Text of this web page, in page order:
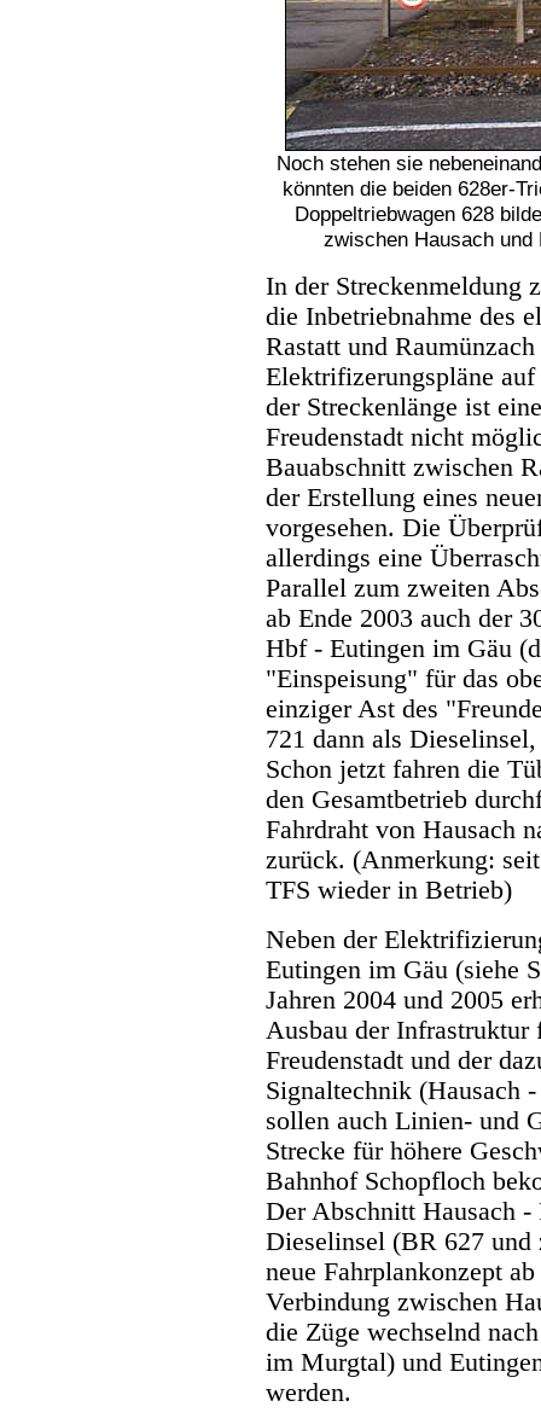
Noch stehen sie
könnten die beiden 628er-
Doppeltriebwagen 628
zwischen Hausach
In der Streckenmeldung
die Inbetriebnahme des
Rastatt und
Elektrifizerungspläne
der Streckenlänge ist
Freudenstadt nicht
Bauabschnitt zwischen
der Erstellung eines
vorgesehen. Die
allerdings eine
Parallel zum zweiten
ab Ende 2003 auch der
Hbf - Eutingen im Gäu
"Einspeisung" für das
einziger Ast des
721 dann als
Schon jetzt fahren die
den Gesamtbetrieb
Fahrdraht von Hausach
zurück. (Anmerkung:
TFS wieder in Betrieb)
Neben der
Eutingen im Gäu (siehe
Jahren 2004 und 2005
Ausbau der Infrastruktur
Freudenstadt und der
Signaltechnik (Hausach
sollen auch Linien- und
Strecke für höhere
Bahnhof Schopfloch
Der Abschnitt Hausach
Dieselinsel (BR 627 und
neue Fahrplankonzept
Verbindung zwischen
die Züge wechselnd
im Murgtal) und
werden.